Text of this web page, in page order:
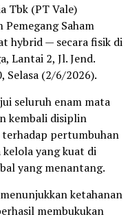
Tbk (PT Vale)
Saham
hybrid — secara fisik di
Lantai 2, Jl. Jend.
Selasa (2/6/2026).
seluruh enam mata
kembali disiplin
pertumbuhan
yang kuat di
yang menantang.
ketahanan
membukukan